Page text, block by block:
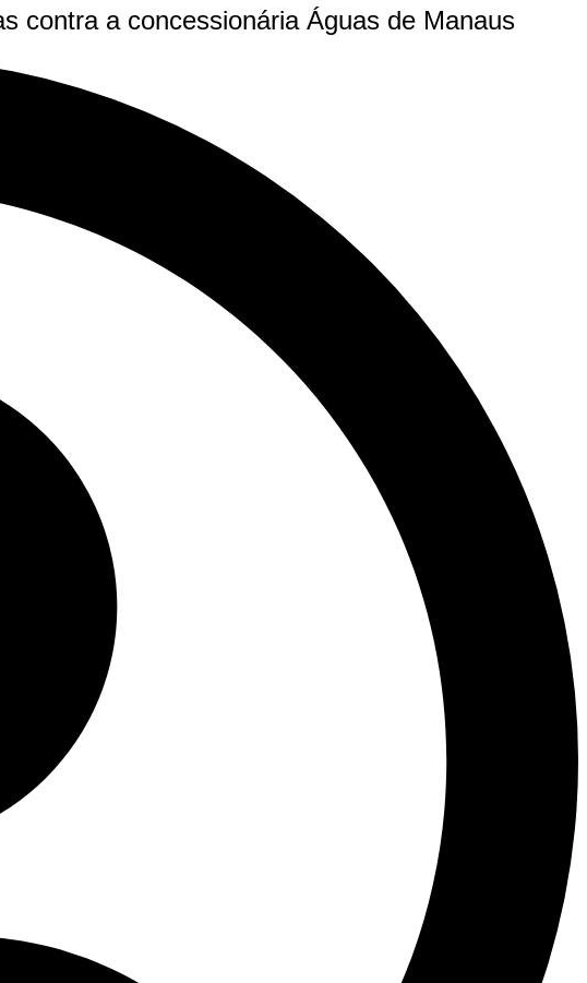
contra a concessionária Águas de Manaus